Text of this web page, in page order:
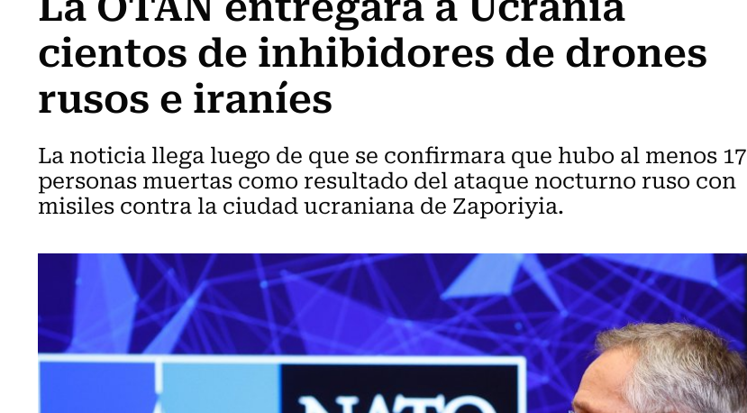
cientos de inhibidores de drones
rusos e iraníes
La noticia llega luego de que se confirmara que hubo al menos 17
personas muertas como resultado del ataque nocturno ruso con
misiles contra la ciudad ucraniana de Zaporiyia.